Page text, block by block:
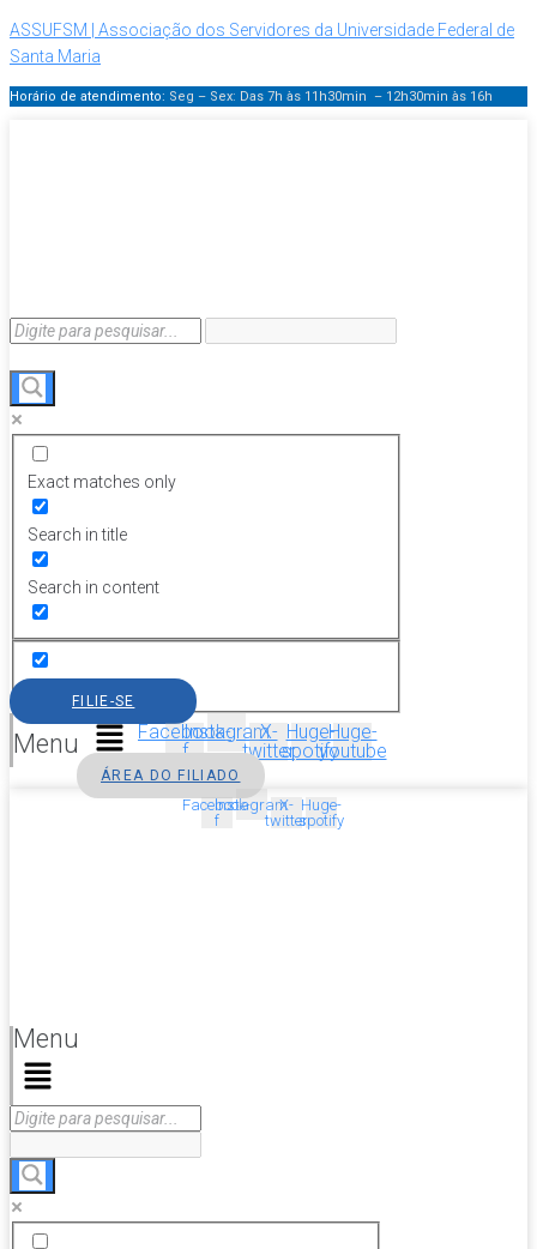
ASSUFSM | Associação dos Servidores da Universidade Federal de
Santa Maria
Horário de atendimento: Seg – Sex: Das 7h às 11h30min – 12h30min às 16h
Exact matches only
Search in title
Search in content
Menu
FILIE-SE
Facebook-
f
InstagramX-
twitter
Huge-
spotify
Huge-
youtube
ÁREA DO FILIADO
Facebook-
f
InstagramX-
twitter
Huge-
spotify
Menu